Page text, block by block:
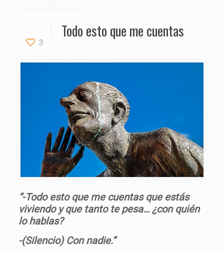
3
Todo esto que me cuentas
“-Todo esto que me cuentas que estás
viviendo y que tanto te pesa… ¿con quién
lo hablas?
-(Silencio) Con nadie.”